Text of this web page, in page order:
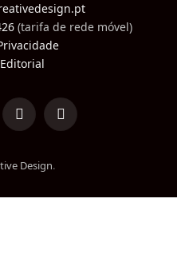
(tarifa de rede móvel)
InstagramTikTok
Design.